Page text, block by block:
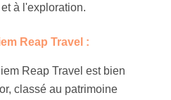
à l'exploration.
Reap Travel :
Reap Travel est bien
classé au patrimoine